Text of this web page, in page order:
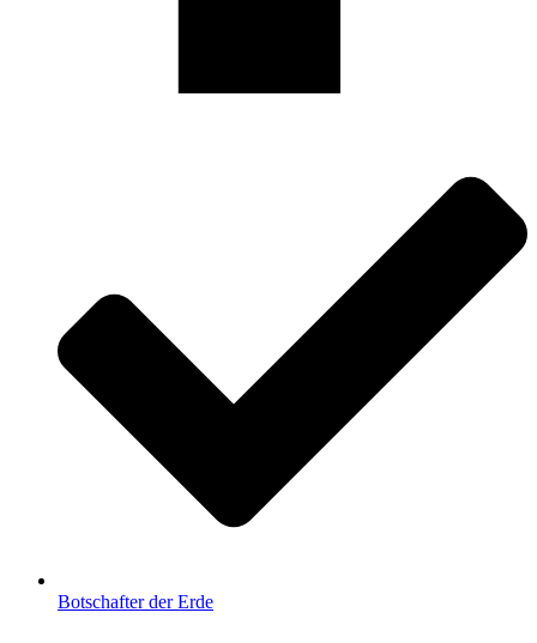
Botschafter der Erde